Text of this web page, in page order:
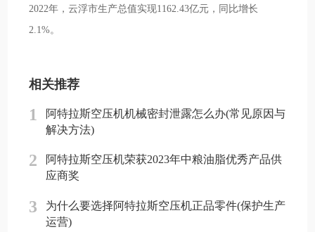
2022年，云浮市生产总值实现1162.43亿元，同比增长
2.1%。
相关推荐
1
阿特拉斯空压机机械密封泄露怎么办(常见原因与
解决方法)
2
阿特拉斯空压机荣获2023年中粮油脂优秀产品供
应商奖
3
为什么要选择阿特拉斯空压机正品零件(保护生产
运营)